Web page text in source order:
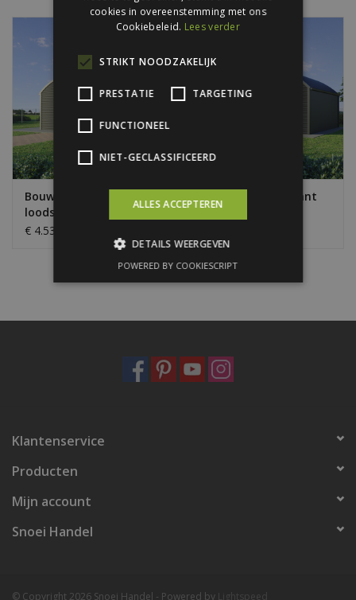
Bouwpakket Variant
loods 5.5m breed
€ 4.530,00
Bouwpakket Variant
loods 8m breed
Klantenservice
Producten
Mijn account
Snoei Handel
© Copyright 2026 Snoei Handel - Powered by Lightspeed
cookies in overeenstemming met ons
Cookiebeleid. Lees verder
STRIKT NOODZAKELIJK
PRESTATIE TARGETING
FUNCTIONEEL
NIET-GECLASSIFICEERD
ALLES ACCEPTEREN
DETAILS WEERGEVEN
POWERED BY COOKIESCRIPT